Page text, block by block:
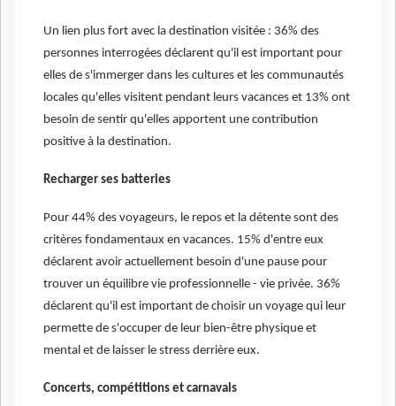
Un lien plus fort avec la destination visitée : 36% des
personnes interrogées déclarent qu'il est important pour
elles de s'immerger dans les cultures et les communautés
locales qu'elles visitent pendant leurs vacances et 13% ont
besoin de sentir qu'elles apportent une contribution
positive à la destination.
Recharger ses batteries
Pour 44% des voyageurs, le repos et la détente sont des
critères fondamentaux en vacances. 15% d'entre eux
déclarent avoir actuellement besoin d'une pause pour
trouver un équilibre vie professionnelle - vie privée. 36%
déclarent qu'il est important de choisir un voyage qui leur
permette de s'occuper de leur bien-être physique et
mental et de laisser le stress derrière eux.
Concerts, compétitions et carnavals